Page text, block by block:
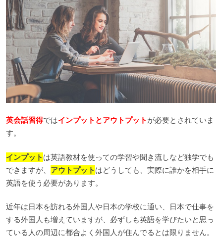
英会話習得ではインプットとアウトプット が必要とされていま
す。
インプット は英語教材を使っての学習や聞き流しなど独学でも
できますが、 アウトプット はどうしても、実際に誰かを相手に
英語を使う必要があります。
近年は日本を訪れる外国人や日本の学校に通い、日本で仕事を
する外国人も増えていますが、必ずしも英語を学びたいと思っ
ている人の周辺に都合よく外国人が住んでるとは限りません。